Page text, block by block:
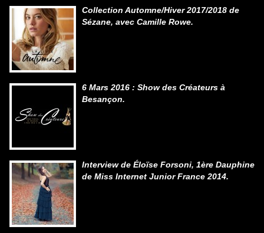
Collection Automne/Hiver 2017/2018 de
Sézane, avec Camille Rowe.
6 Mars 2016 : Show des Créateurs à
Besançon.
Interview de Éloïse Forsoni, 1ère Dauphine
de Miss Internet Junior France 2014.